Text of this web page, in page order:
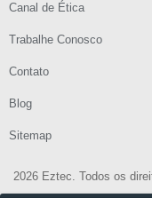
2026 Eztec. Todos os
Canal de Ética
Trabalhe Conosco
Contato
Blog
Sitemap